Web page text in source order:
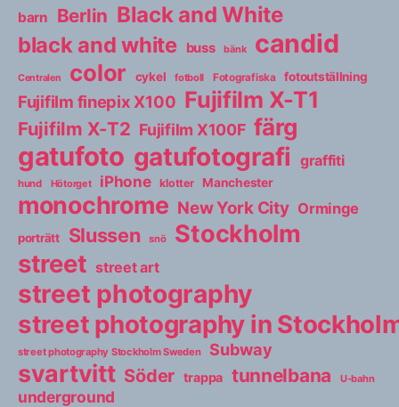
barn Berlin Black and White
black and white
buss bänk candid
Centralen color cykel fotboll Fotografiska fotoutställning
Fujifilm finepix X100 Fujifilm X-T1
Fujifilm X-T2 Fujifilm X100F färg
gatufoto gatufotografi graffiti
hund Hötorget iPhone klotter Manchester
monochrome New York City Orminge
porträtt Slussen snö Stockholm
street street art
street photography
street photography in
street photography Stockholm Sweden Subway
svartvitt Söder trappa tunnelbana U-bahn
underground